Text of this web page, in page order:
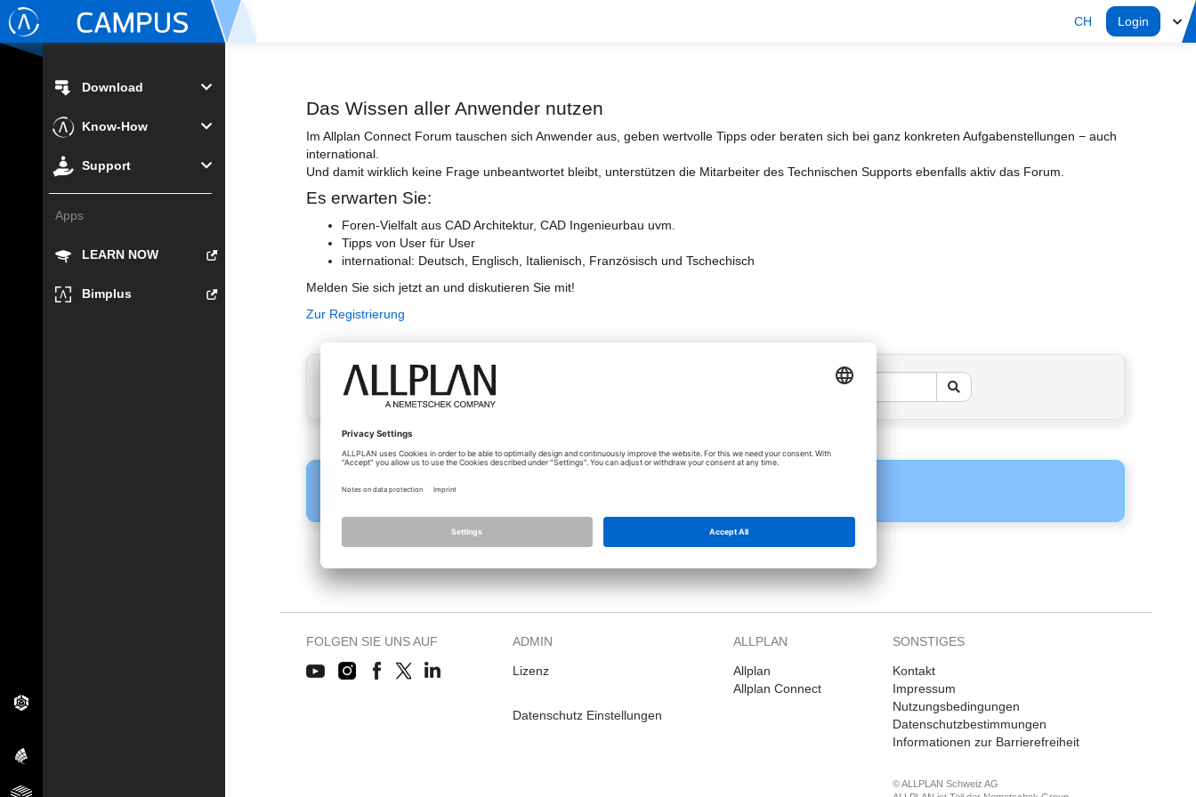
CH Login
Download
Know-How
Support
Apps
LEARN NOW
Bimplus
Das Wissen aller Anwender nutzen
Im Allplan Connect Forum tauschen sich Anwender aus, geben wertvolle Tipps oder beraten sich bei ganz konkreten Aufgabenstellungen − auch
international.
Und damit wirklich keine Frage unbeantwortet bleibt, unterstützen die Mitarbeiter des Technischen Supports ebenfalls aktiv das Forum.
Es erwarten Sie:
Foren-Vielfalt aus CAD Architektur, CAD Ingenieurbau uvm.
Tipps von User für User
international: Deutsch, Englisch, Italienisch, Französisch und Tschechisch
Melden Sie sich jetzt an und diskutieren Sie mit!
Zur Registrierung
FOLGEN SIE UNS AUF ADMIN
Lizenz
Datenschutz Einstellungen
ALLPLAN
Allplan
Allplan Connect
SONSTIGES
Kontakt
Impressum
Nutzungsbedingungen
Datenschutzbestimmungen
Informationen zur Barrierefreiheit
© ALLPLAN Schweiz AG